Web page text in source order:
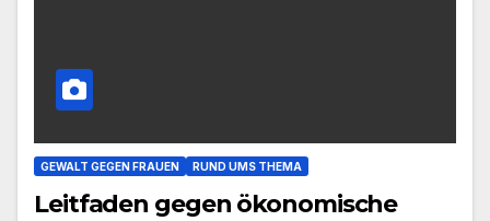
GEWALT GEGEN FRAUEN RUND UMS THEMA
Leitfaden gegen ökonomische